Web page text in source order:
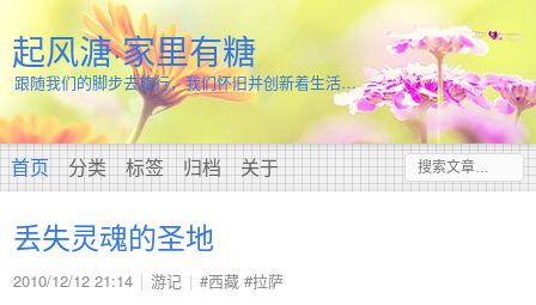
起风溏·家里有糖
跟随我们的脚步去旅行，我们怀旧并创新着生活…
首页 分类 标签 归档 关于
丢失灵魂的圣地
2010/12/12 21:14 游记 #西藏 #拉萨